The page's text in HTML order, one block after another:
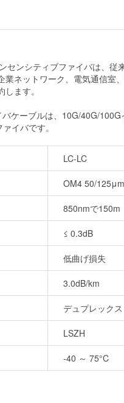
ンシティブファイバは、
業ネットワーク、電気通信
ます。
ケーブルは、10G/40G/
イバです。
LC-LC
OM4 50/125μm
850nmで150m
≤ 0.3dB
低曲げ損失
3.0dB/km
デュプレックス
LSZH
-40 ～ 75°C